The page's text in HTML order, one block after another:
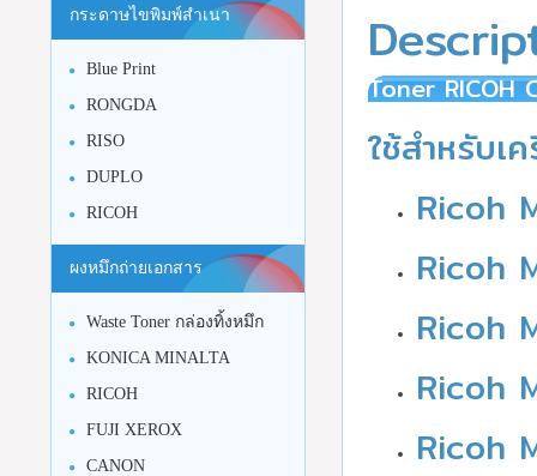
Toner
ใช้สำหรับเ
Ricoh
Ricoh
Ricoh
Ricoh
Ricoh
กระดาษไขพิมพ์สำเนา
Blue Print
RONGDA
RISO
DUPLO
RICOH
ผงหมึกถ่ายเอกสาร
Waste Toner กล่องทิ้งหมึก
KONICA MINALTA
RICOH
FUJI XEROX
CANON